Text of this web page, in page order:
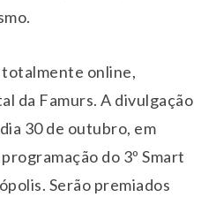
totalmente online,
da Famurs. A divulgação
30 de outubro, em
do 3º Smart
Serão premiados